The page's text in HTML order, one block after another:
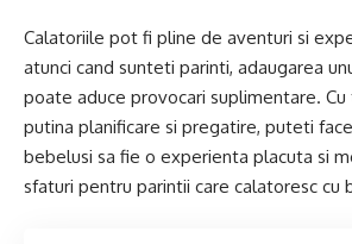
Calatoriile pot fi pline de aventuri si
atunci cand sunteti parinti, adaugarea
poate aduce provocari suplimentare.
putina planificare si pregatire, puteti
bebelusi sa fie o experienta placuta si
sfaturi pentru parintii care calatoresc cu